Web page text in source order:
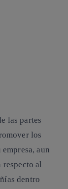
las partes
los
aun
respecto al
dentro